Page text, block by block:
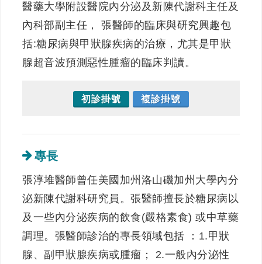
醫藥大學附設醫院內分泌及新陳代謝科主任及
內科部副主任， 張醫師的臨床與研究興趣包
括:糖尿病與甲狀腺疾病的治療，尤其是甲狀
腺超音波預測惡性腫瘤的臨床判讀。
初診掛號 複診掛號
專長
張淳堆醫師曾任美國加州洛山磯加州大學內分
泌新陳代謝科研究員。張醫師擅長於糖尿病以
及一些內分泌疾病的飲食(嚴格素食) 或中草藥
調理。張醫師診治的專長領域包括 ：1.甲狀
腺、副甲狀腺疾病或腫瘤； 2.一般內分泌性